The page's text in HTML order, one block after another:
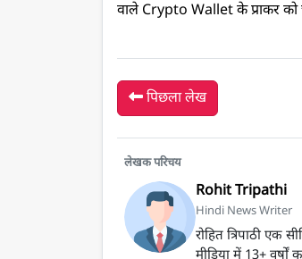
वाले Crypto Wallet के प्राकर को
पिछला लेख
लेखक परिचय
Rohit Tripathi
Hindi News Writer
रोहित त्रिपाठी एक
मीडिया में 13+